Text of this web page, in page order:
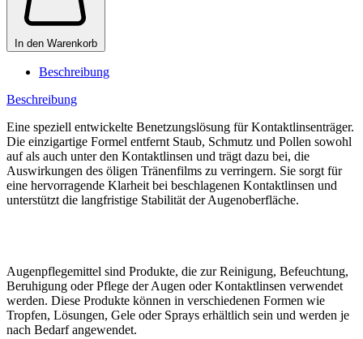
In den Warenkorb
Beschreibung
Beschreibung
Eine speziell entwickelte Benetzungslösung für Kontaktlinsenträger.
Die einzigartige Formel entfernt Staub, Schmutz und Pollen sowohl
auf als auch unter den Kontaktlinsen und trägt dazu bei, die
Auswirkungen des öligen Tränenfilms zu verringern. Sie sorgt für
eine hervorragende Klarheit bei beschlagenen Kontaktlinsen und
unterstützt die langfristige Stabilität der Augenoberfläche.
Augenpflegemittel sind Produkte, die zur Reinigung, Befeuchtung,
Beruhigung oder Pflege der Augen oder Kontaktlinsen verwendet
werden. Diese Produkte können in verschiedenen Formen wie
Tropfen, Lösungen, Gele oder Sprays erhältlich sein und werden je
nach Bedarf angewendet.